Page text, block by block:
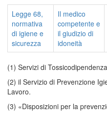
Legge 68,
normativa
di igiene e
sicurezza
Il medico
competente e
il giudizio di
idoneità
(1) Servizi di
(2) il Servizio di Prevenzione
Lavoro.
(3) «Disposizioni per la